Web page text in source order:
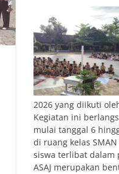
2026 yang diikuti
Kegiatan ini
mulai tanggal 6
di ruang kelas
siswa terlibat dalam
ASAJ merupakan